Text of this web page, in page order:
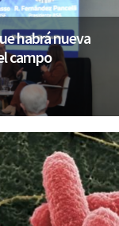
habrá nueva
campo